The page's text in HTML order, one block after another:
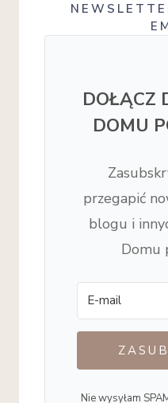
DOŁĄCZ
DOMU
przegapić
blogu i
Domu
Nie wysyłam